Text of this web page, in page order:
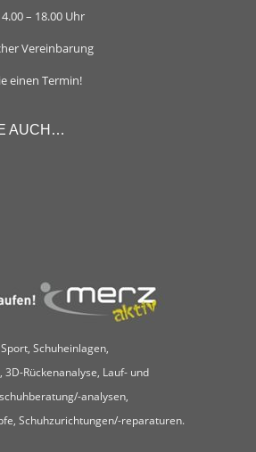
– 18.00 Uhr
Vereinbarung
einen Termin!
AUCH…
Schuheinlagen,
Rückenanalyse, Lauf- und
analysen,
Schuhzurichtungen/-reparaturen.